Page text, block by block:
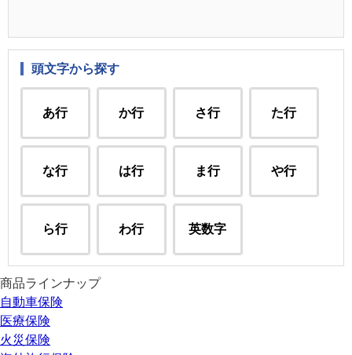
頭文字から探す
あ行 か行 さ行 た行
な行 は行 ま行 や行
ら行 わ行 英数字
商品ラインナップ
自動車保険
医療保険
火災保険